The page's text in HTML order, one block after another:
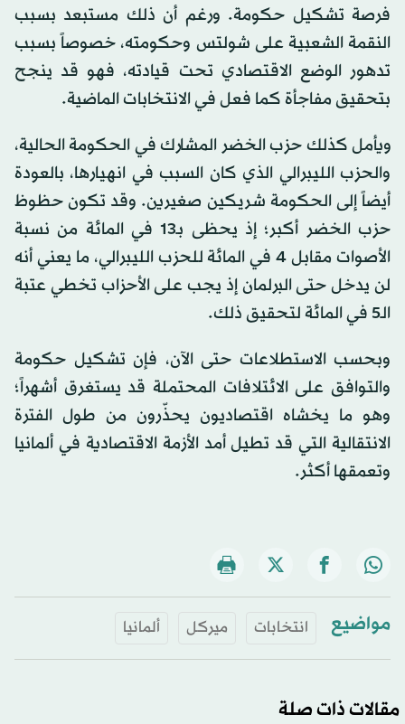
فرصة تشكيل حكومة. ورغم أن ذلك مستبعد بسبب
النقمة الشعبية على شولتس وحكومته، خصوصاً بسبب
تدهور الوضع الاقتصادي تحت قيادته، فهو قد ينجح
بتحقيق مفاجأة كما فعل في الانتخابات الماضية.
ويأمل كذلك حزب الخضر المشارك في الحكومة الحالية،
والحزب الليبرالي الذي كان السبب في انهيارها، بالعودة
أيضاً إلى الحكومة شريكين صغيرين. وقد تكون حظوظ
حزب الخضر أكبر؛ إذ يحظى بـ13 في المائة من نسبة
الأصوات مقابل 4 في المائة للحزب الليبرالي، ما يعني أنه
لن يدخل حتى البرلمان إذ يجب على الأحزاب تخطي عتبة
الـ5 في المائة لتحقيق ذلك.
وبحسب الاستطلاعات حتى الآن، فإن تشكيل حكومة
والتوافق على الائتلافات المحتملة قد يستغرق أشهراً؛
وهو ما يخشاه اقتصاديون يحذّرون من طول الفترة
الانتقالية التي قد تطيل أمد الأزمة الاقتصادية في ألمانيا
وتعمقها أكثر.
مواضيع انتخابات ميركل ألمانيا
مقالات ذات صلة